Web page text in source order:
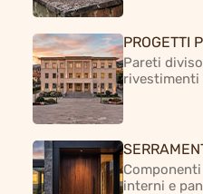
PROGETTI
Pareti
rivestimenti
interni e
produttività
Sviluppo sostenibile